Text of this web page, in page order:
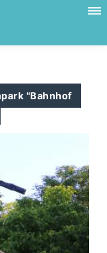
"Bahnhof